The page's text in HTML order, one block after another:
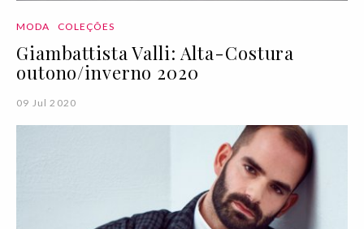
MODA COLEÇÕES
Giambattista Valli: Alta-Costura
outono/inverno 2020
09 Jul 2020